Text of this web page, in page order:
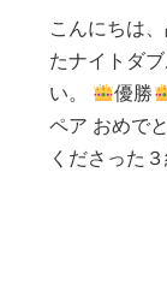
こんにちは
たナイトダ
い。
優勝
ペア おめで
くださった